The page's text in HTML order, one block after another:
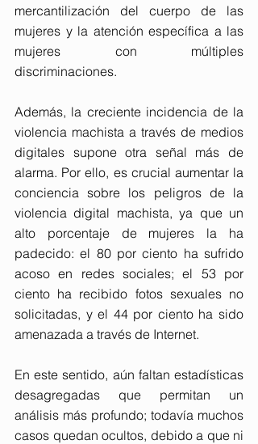
mercantilización del cuerpo de las
mujeres y la atención específica a las
mujeres con múltiples
discriminaciones.
Además, la creciente incidencia de la
violencia machista a través de medios
digitales supone otra señal más de
alarma. Por ello, es crucial aumentar la
conciencia sobre los peligros de la
violencia digital machista, ya que un
alto porcentaje de mujeres la ha
padecido: el 80 por ciento ha sufrido
acoso en redes sociales; el 53 por
ciento ha recibido fotos sexuales no
solicitadas, y el 44 por ciento ha sido
amenazada a través de Internet.
En este sentido, aún faltan estadísticas
desagregadas que permitan un
análisis más profundo; todavía muchos
casos quedan ocultos, debido a que ni